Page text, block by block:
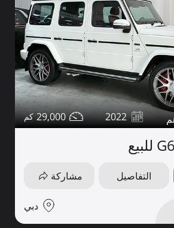
2022
29,000
التفاصيل مشاركة
دبي